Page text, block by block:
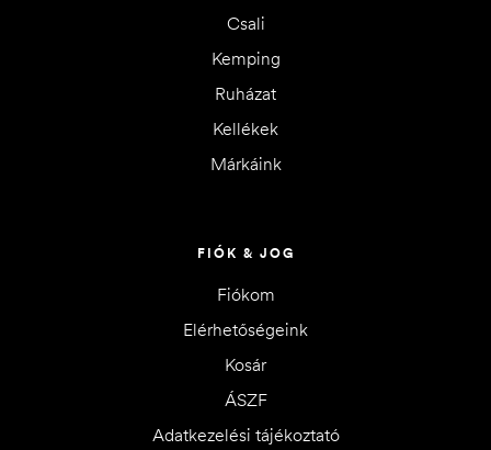
Csali
Kemping
Ruházat
Kellékek
Márkáink
FIÓK & JOG
Fiókom
Elérhetőségeink
Kosár
ÁSZF
Adatkezelési tájékoztató